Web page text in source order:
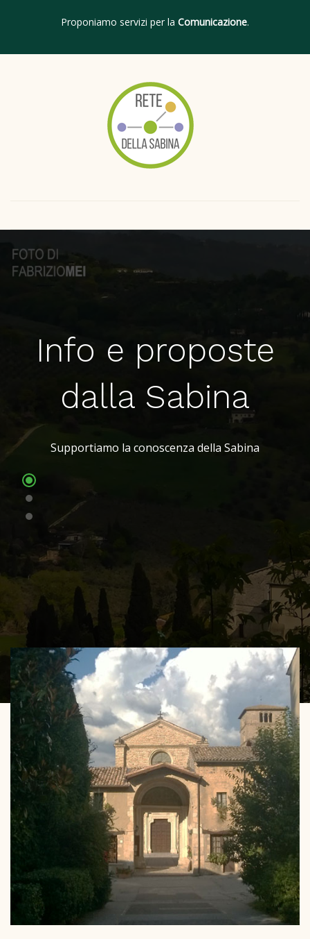
Proponiamo servizi per la Comunicazione.
Info e proposte
dalla Sabina
Supportiamo la conoscenza della Sabina